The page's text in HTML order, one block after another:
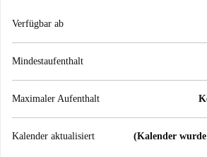
Verfügbar ab
Mindestaufenthalt
Maximaler Aufenthalt
Kalender aktualisiert (Kalender